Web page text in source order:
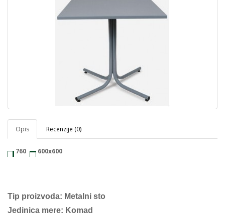
Opis Recenzije (0)
760 600x600
Tip proizvoda: Metalni sto
Jedinica mere: Komad